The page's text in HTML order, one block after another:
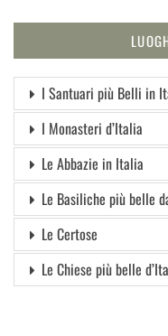
I Santuari più Belli in
I Monasteri d’Italia
Le Abbazie in Italia
Le Basiliche più belle
Le Certose
Le Chiese più belle